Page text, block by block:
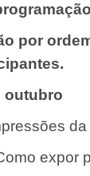
por
outubro
expor